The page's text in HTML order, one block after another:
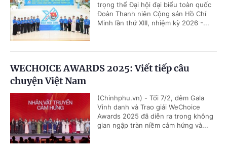
trọng thể Đại hội đại biểu toàn quốc
Đoàn Thanh niên Cộng sản Hồ Chí
Minh lần thứ XIII, nhiệm kỳ 2026 -...
WECHOICE AWARDS 2025: Viết tiếp câu
chuyện Việt Nam
(Chinhphu.vn) - Tối 7/2, đêm Gala
Vinh danh và Trao giải WeChoice
Awards 2025 đã diễn ra trong không
gian ngập tràn niềm cảm hứng và...